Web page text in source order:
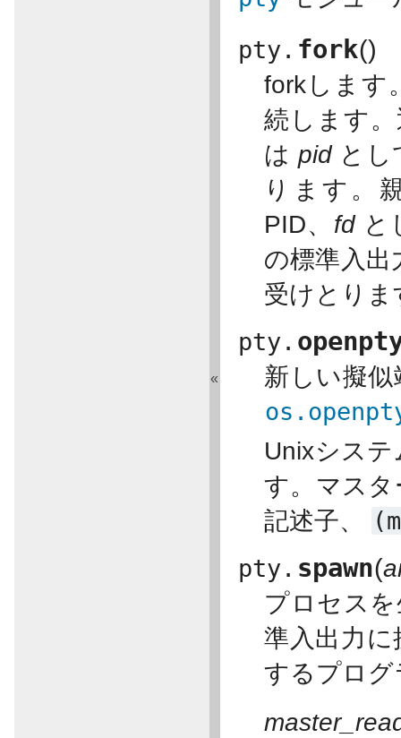
pty. fork()
forkします
続します
はpidとし
ります。
PID、 fdと
の標準入出
受けとりま
pty.
新しい擬
Unixシス
す。マス
記述子、
pty. spawn(
プロセス
準入出力
するプロ
«